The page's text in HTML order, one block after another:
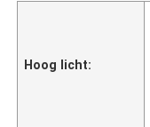
Hoog licht: